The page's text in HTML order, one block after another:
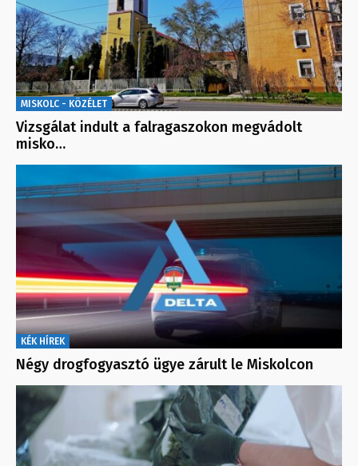
MISKOLC - KÖZÉLET
Vizsgálat indult a falragaszokon megvádolt
misko…
KÉK HÍREK
Négy drogfogyasztó ügye zárult le Miskolcon